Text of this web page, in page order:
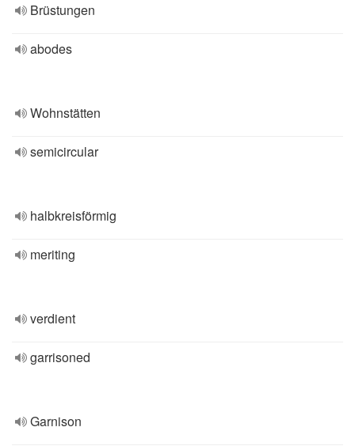
Brüstungen
abodes
Wohnstätten
semicircular
halbkreisförmig
meriting
verdient
garrisoned
Garnison